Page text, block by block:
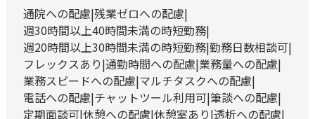
通院への配慮 残業ゼロへの配慮
週30時間以上40時間未満の時短勤務
週20時間以上30時間未満の時短勤務 勤務日数相談可
フレックスあり 通勤時間への配慮 業務量への配慮
業務スピードへの配慮 マルチタスクへの配慮
電話への配慮 チャットツール利用可 筆談への配慮
定期面談可 休憩への配慮 休憩室あり 透析への配慮